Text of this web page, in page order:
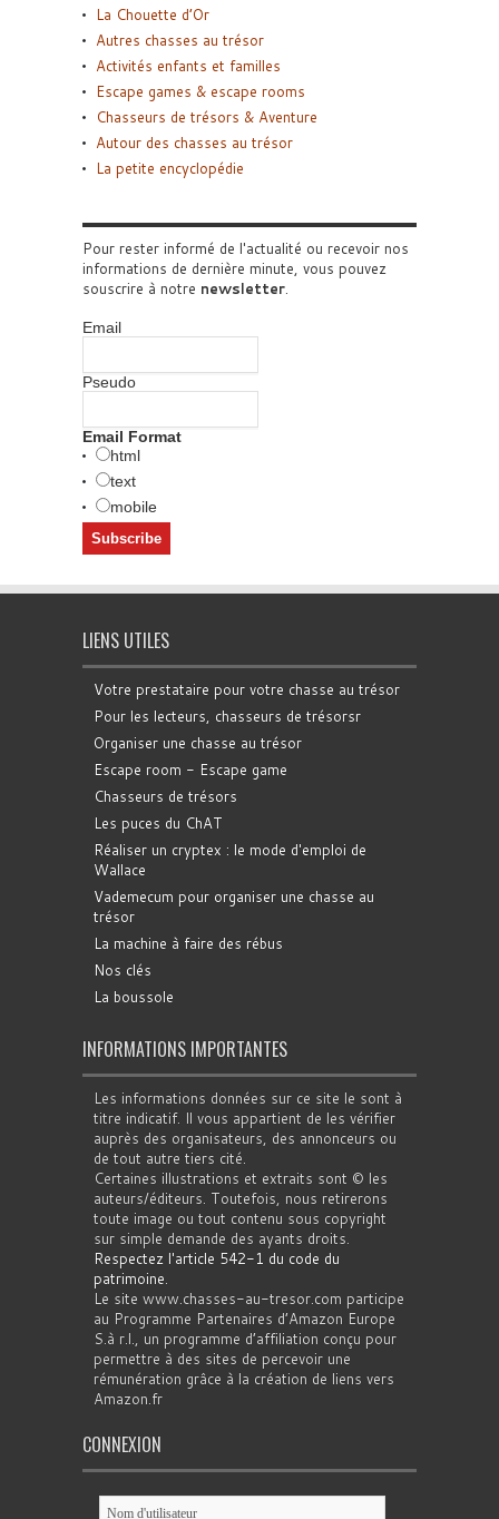
La Chouette d’Or
Autres chasses au trésor
Activités enfants et familles
Escape games & escape rooms
Chasseurs de trésors & Aventure
Autour des chasses au trésor
La petite encyclopédie
Pour rester informé de l'actualité ou recevoir nos
informations de dernière minute, vous pouvez
souscrire à notre newsletter.
Email
Pseudo
Email Format
html
text
mobile
LIENS UTILES
Votre prestataire pour votre chasse au trésor
Pour les lecteurs, chasseurs de trésorsr
Organiser une chasse au trésor
Escape room - Escape game
Chasseurs de trésors
Les puces du ChAT
Réaliser un cryptex : le mode d'emploi de
Wallace
Vademecum pour organiser une chasse au
trésor
La machine à faire des rébus
Nos clés
La boussole
INFORMATIONS IMPORTANTES
Les informations données sur ce site le sont à
titre indicatif. Il vous appartient de les vérifier
auprès des organisateurs, des annonceurs ou
de tout autre tiers cité.
Certaines illustrations et extraits sont © les
auteurs/éditeurs. Toutefois, nous retirerons
toute image ou tout contenu sous copyright
sur simple demande des ayants droits.
Respectez l'article 542-1 du code du
patrimoine.
Le site www.chasses-au-tresor.com participe
au Programme Partenaires d’Amazon Europe
S.à r.l., un programme d’affiliation conçu pour
permettre à des sites de percevoir une
rémunération grâce à la création de liens vers
Amazon.fr
CONNEXION